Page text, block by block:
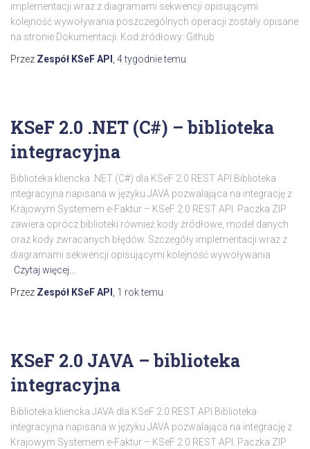
implementacji wraz z diagramami sekwencji opisującymi
kolejność wywoływania poszczególnych operacji zostały opisane
na stronie Dokumentacji. Kod źródłowy: Github
Przez Zespół KSeF API 4 tygodnietemu
KSeF 2.0 .NET (C#) – biblioteka
integracyjna
Biblioteka kliencka .NET (C#) dla KSeF 2.0 REST API Biblioteka
integracyjna napisana w języku JAVA pozwalająca na integrację z
Krajowym Systemem e-Faktur – KSeF 2.0 REST API. Paczka ZIP
zawiera oprócz biblioteki również kody źródłowe, model danych
oraz kody zwracanych błędów. Szczegóły implementacji wraz z
diagramami sekwencji opisującymi kolejność wywoływania
Czytaj więcej…
Przez Zespół KSeF API 1 roktemu
KSeF 2.0 JAVA – biblioteka
integracyjna
Biblioteka kliencka JAVA dla KSeF 2.0 REST API Biblioteka
integracyjna napisana w języku JAVA pozwalająca na integrację z
Krajowym Systemem e-Faktur – KSeF 2.0 REST API. Paczka ZIP